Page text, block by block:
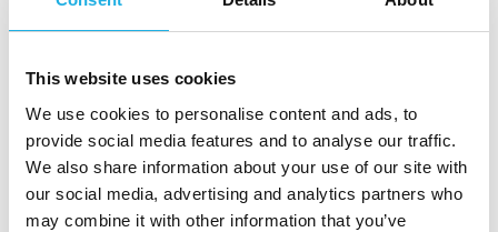
This website uses cookies
We use cookies to personalise content and ads, to
provide social media features and to analyse our traffic.
We also share information about your use of our site with
our social media, advertising and analytics partners who
may combine it with other information that you’ve
puitteet työskentelyyn. Lisäksi pääset osaksi
työskentely on sujuvaa ja yhteistyö avointa.
Työsuhde-etumme ovat kattavat, ja tarjoamme
sinulle myös laadukkaat työvälineet, jotka
tukevat päivittäistä tekemistäsi ja
onnistumistasi tehtävässä.